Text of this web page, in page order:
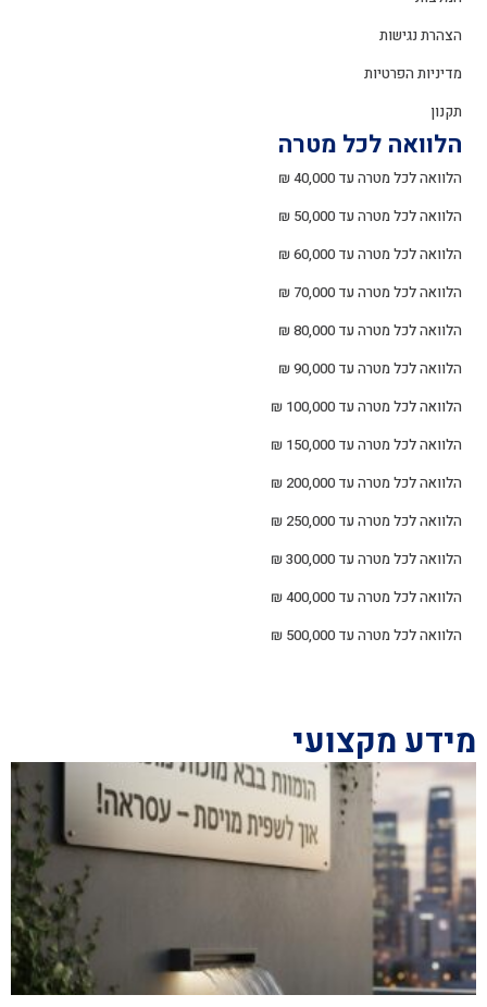
הצהרת נגישות
מדיניות הפרטיות
תקנון
הלוואה לכל מטרה
הלוואה לכל מטרה עד 40,000 ₪
הלוואה לכל מטרה עד 50,000 ₪
הלוואה לכל מטרה עד 60,000 ₪
הלוואה לכל מטרה עד 70,000 ₪
הלוואה לכל מטרה עד 80,000 ₪
הלוואה לכל מטרה עד 90,000 ₪
הלוואה לכל מטרה עד 100,000 ₪
הלוואה לכל מטרה עד 150,000 ₪
הלוואה לכל מטרה עד 200,000 ₪
הלוואה לכל מטרה עד 250,000 ₪
הלוואה לכל מטרה עד 300,000 ₪
הלוואה לכל מטרה עד 400,000 ₪
הלוואה לכל מטרה עד 500,000 ₪
מידע מקצועי